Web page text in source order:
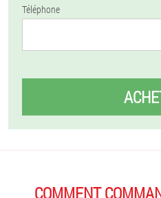
Téléphone
COMMENT